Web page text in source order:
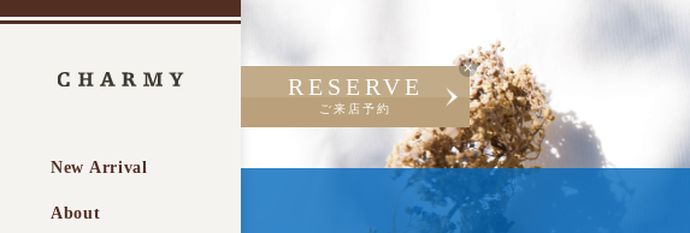
New Arrival
About
RESERVE
ご来店予約